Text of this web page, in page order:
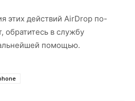
этих действий AirDrop по-
обратитесь в службу
помощью.